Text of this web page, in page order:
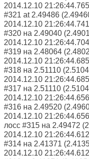
2014.12.10
#321 at 2.49486
2014.12.10
#320 на 2.49040
2014.12.10
#319 на 2.48064
2014.12.10
#318 на 2.51110
2014.12.10
#317 на 2.51110
2014.12.10
#316 на 2.49520
2014.12.10
лосс #315 на 2.49472
2014.12.10
#314 на 2.41371
2014.12.10